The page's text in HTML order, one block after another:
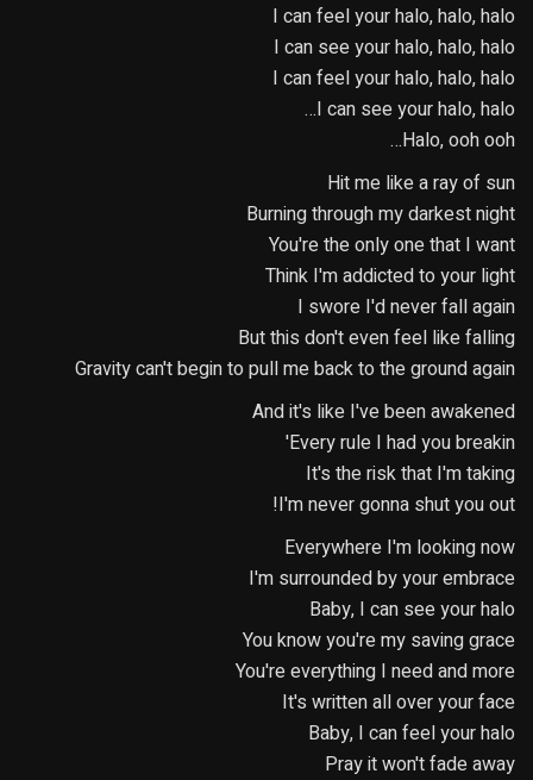
I can feel your halo, halo, halo
I can see your halo, halo, halo
I can feel your halo, halo, halo
I can see your halo, halo…
Halo, ooh ooh…
Hit me like a ray of sun
Burning through my darkest night
You're the only one that I want
Think I'm addicted to your light
I swore I'd never fall again
But this don't even feel like falling
Gravity can't begin to pull me back to the ground again
And it's like I've been awakened
Every rule I had you breakin'
It's the risk that I'm taking
I'm never gonna shut you out!
Everywhere I'm looking now
I'm surrounded by your embrace
Baby, I can see your halo
You know you're my saving grace
You're everything I need and more
It's written all over your face
Baby, I can feel your halo
Pray it won't fade away